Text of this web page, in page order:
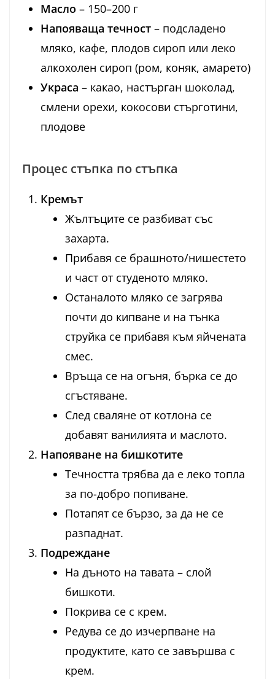
Масло – 150–200 г
Напояваща течност – подсладено
мляко, кафе, плодов сироп или леко
алкохолен сироп (ром, коняк, амарето)
Украса – какао, настърган шоколад,
смлени орехи, кокосови стърготини,
плодове
Процес стъпка по стъпка
Кремът
Жълтъците се разбиват със
захарта.
Прибавя се брашното/нишестето
и част от студеното мляко.
Останалото мляко се загрява
почти до кипване и на тънка
струйка се прибавя към яйчената
смес.
Връща се на огъня, бърка се до
сгъстяване.
След сваляне от котлона се
добавят ванилията и маслото.
Напояване на бишкотите
Течността трябва да е леко топла
за по-добро попиване.
Потапят се бързо, за да не се
разпаднат.
Подреждане
На дъното на тавата – слой
бишкоти.
Покрива се с крем.
Редува се до изчерпване на
продуктите, като се завършва с
крем.